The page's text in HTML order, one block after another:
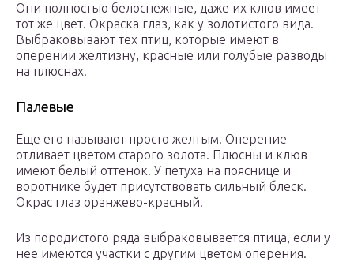
Они полностью белоснежные, даже их клюв имеет
тот же цвет. Окраска глаз, как у золотистого вида.
Выбраковывают тех птиц, которые имеют в
оперении желтизну, красные или голубые разводы
на плюснах.
Палевые
Еще его называют просто желтым. Оперение
отливает цветом старого золота. Плюсны и клюв
имеют белый оттенок. У петуха на пояснице и
воротнике будет присутствовать сильный блеск.
Окрас глаз оранжево-красный.
Из породистого ряда выбраковывается птица, если у
нее имеются участки с другим цветом оперения.